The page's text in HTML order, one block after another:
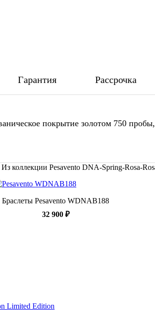
Гарантия Рассрочка
покрытие золотом 750
Из коллекции Pesavento DNA-Spring-Rosa-
Браслеты Pesavento WDNAB188
32 900 ₽